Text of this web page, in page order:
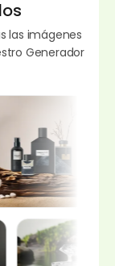
las imágenes
Generador